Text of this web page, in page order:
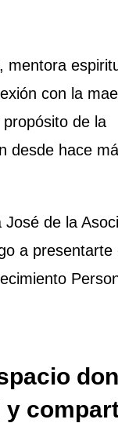
mentora
con la
de la
desde hace
de la
a presentarte
y